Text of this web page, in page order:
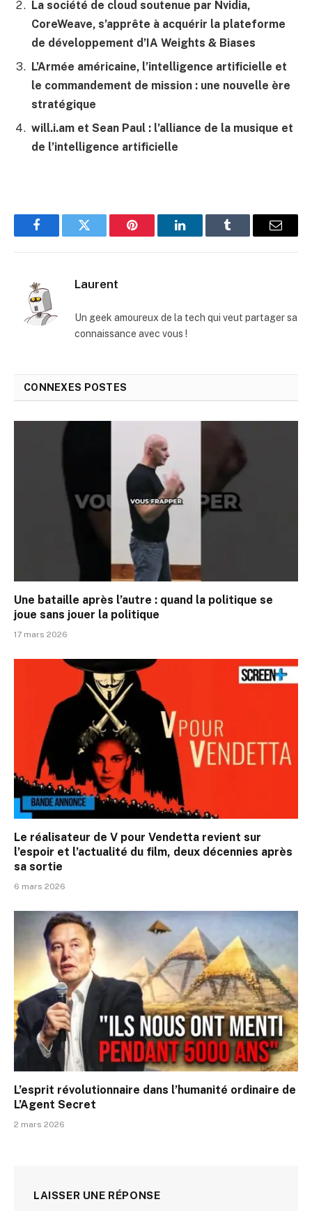
La société de cloud soutenue par Nvidia,
CoreWeave, s’apprête à acquérir la plateforme
de développement d’IA Weights & Biases
L’Armée américaine, l’intelligence artificielle et
le commandement de mission : une nouvelle ère
stratégique
will.i.am et Sean Paul : l’alliance de la musique et
de l’intelligence artificielle
FacebookTwitter Pinterest LinkedInTumblr
E-
Laurent
Un geek amoureux de la tech qui veut partager sa
connaissance avec vous !
CONNEXES POSTES
Une bataille après l’autre : quand la politique se
joue sans jouer la politique
17 mars 2026
Le réalisateur de V pour Vendetta revient sur
l’espoir et l’actualité du film, deux décennies après
sa sortie
6 mars 2026
L’esprit révolutionnaire dans l’humanité ordinaire de
L’Agent Secret
2 mars 2026
LAISSER UNE RÉPONSE